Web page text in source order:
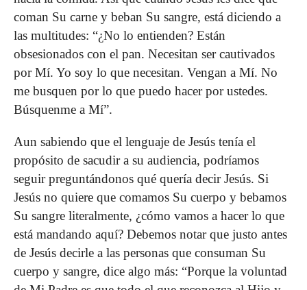
coman Su carne y beban Su sangre, está diciendo a
las multitudes: “¿No lo entienden? Están
obsesionados con el pan. Necesitan ser cautivados
por Mí. Yo soy lo que necesitan. Vengan a Mí. No
me busquen por lo que puedo hacer por ustedes.
Búsquenme a Mí”.
Aun sabiendo que el lenguaje de Jesús tenía el
propósito de sacudir a su audiencia, podríamos
seguir preguntándonos qué quería decir Jesús. Si
Jesús no quiere que comamos Su cuerpo y bebamos
Su sangre literalmente, ¿cómo vamos a hacer lo que
está mandando aquí? Debemos notar que justo antes
de Jesús decirle a las personas que consuman Su
cuerpo y sangre, dice algo más: “Porque la voluntad